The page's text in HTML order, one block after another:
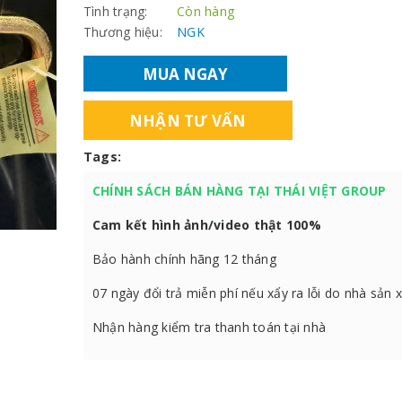
Tình trạng:
Còn hàng
Thương hiệu:
NGK
MUA NGAY
NHẬN TƯ VẤN
Tags:
CHÍNH SÁCH BÁN HÀNG TẠI THÁI VIỆT GROUP
Cam kết hình ảnh/video thật 100%
Bảo hành chính hãng 12 tháng
07 ngày đổi trả miễn phí nếu xẩy ra lỗi do nhà sản
Nhận hàng kiểm tra thanh toán tại nhà